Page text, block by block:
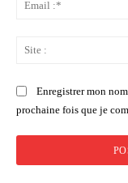
Enregistrer mon
prochaine fois que je